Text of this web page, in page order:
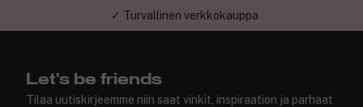
✓ Turvallinen verkkokauppa
Let's be friends
Tilaa uutiskirjeemme niin saat vinkit, inspiraation ja parhaat